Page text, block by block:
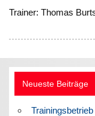
Trainer: Thomas
Neueste Beiträge